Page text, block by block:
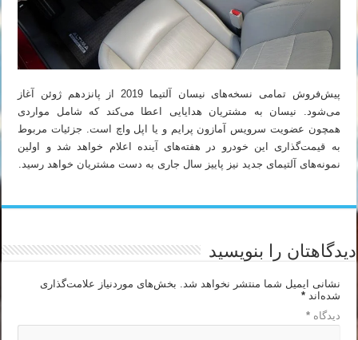
پیش‌فروش تمامی نسخه‌های نیسان آلتیما 2019 از پانزدهم ژوئن آغاز
می‌شود. نیسان به مشتریان هدایایی اعطا می‌کند که شامل مواردی
همچون عضویت سرویس آمازون پرایم و یا اپل واچ است. جزئیات مربوط
به قیمت‌گذاری این خودرو در هفته‌های آینده اعلام خواهد شد و اولین
نمونه‌های آلتیمای جدید نیز پاییز سال جاری به دست مشتریان خواهد رسید.
دیدگاهتان را بنویسید
نشانی ایمیل شما منتشر نخواهد شد.
بخش‌های موردنیاز علامت‌گذاری
شده‌اند*
دیدگاه*